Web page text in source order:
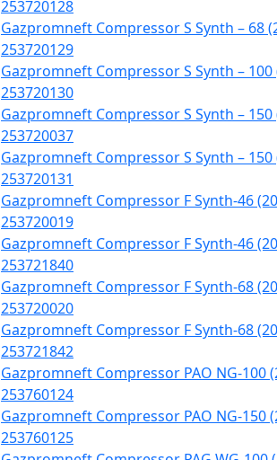
253720128
Gazpromneft Compressor S Synth – 68
253720129
Gazpromneft Compressor S Synth – 100
253720130
Gazpromneft Compressor S Synth – 150
253720037
Gazpromneft Compressor S Synth – 150
253720131
Gazpromneft Compressor F Synth-46
253720019
Gazpromneft Compressor F Synth-46
253721840
Gazpromneft Compressor F Synth-68
253720020
Gazpromneft Compressor F Synth-68
253721842
Gazpromneft Compressor PAO NG-100
253760124
Gazpromneft Compressor PAO NG-150
253760125